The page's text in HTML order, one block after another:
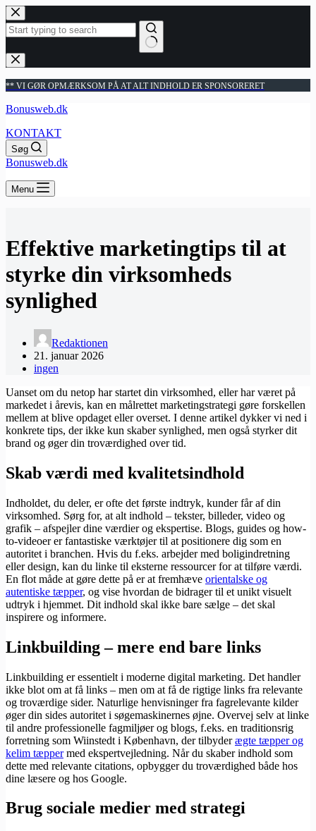
Fortsæt
til
indhold
Ingen
resultater
** VI GØR OPMÆRKSOM PÅ AT ALT INDHOLD ER SPONSORERET
Bonusweb.dk
KONTAKT
Søg
Bonusweb.dk
Menu
Effektive marketingtips til at
styrke din virksomheds
synlighed
Redaktionen
21. januar 2026
ingen
Uanset om du netop har startet din virksomhed, eller har været på
markedet i årevis, kan en målrettet marketingstrategi gøre forskellen
mellem at blive opdaget eller overset. I denne artikel dykker vi ned i
konkrete tips, der ikke kun skaber synlighed, men også styrker dit
brand og øger din troværdighed over tid.
Skab værdi med kvalitetsindhold
Indholdet, du deler, er ofte det første indtryk, kunder får af din
virksomhed. Sørg for, at alt indhold – tekster, billeder, video og
grafik – afspejler dine værdier og ekspertise. Blogs, guides og how-
to-videoer er fantastiske værktøjer til at positionere dig som en
autoritet i branchen. Hvis du f.eks. arbejder med boligindretning
eller design, kan du linke til eksterne ressourcer for at tilføre værdi.
En flot måde at gøre dette på er at fremhæve orientalske og
autentiske tæpper, og vise hvordan de bidrager til et unikt visuelt
udtryk i hjemmet. Dit indhold skal ikke bare sælge – det skal
inspirere og informere.
Linkbuilding – mere end bare links
Linkbuilding er essentielt i moderne digital marketing. Det handler
ikke blot om at få links – men om at få de rigtige links fra relevante
og troværdige sider. Naturlige henvisninger fra fagrelevante kilder
øger din sides autoritet i søgemaskinernes øjne. Overvej selv at linke
til andre professionelle fagmiljøer og blogs, f.eks. en traditionsrig
forretning som Wiinstedt i København, der tilbyderægte tæpper og
kelim tæppermed ekspertvejledning. Når du skaber indhold som
dette med relevante citations, opbygger du troværdighed både hos
dine læsere og hos Google.
Brug sociale medier med strategi